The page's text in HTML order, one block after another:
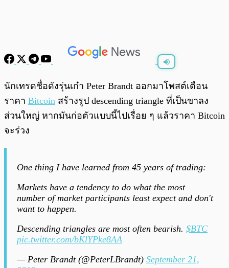
พร้อมเล่น 0:00/0:00
นักเทรดชื่อดังรุ่นเก๋า Peter Brandt ออกมาโพสต์เตือน
ราคา Bitcoin สร้างรูป descending triangle ที่เป็นขาลง
ส่วนใหญ่ หากมันก่อตัวแบบนี้ไปเรื่อย ๆ แล้วราคา Bitcoin
จะร่วง
One thing I have learned from 45 years of trading:
Markets have a tendency to do what the most
number of market participants least expect and don't
want to happen.
Descending triangles are most often bearish. $BTC
pic.twitter.com/bKlYPke8AA
— Peter Brandt (@PeterLBrandt) September 21,